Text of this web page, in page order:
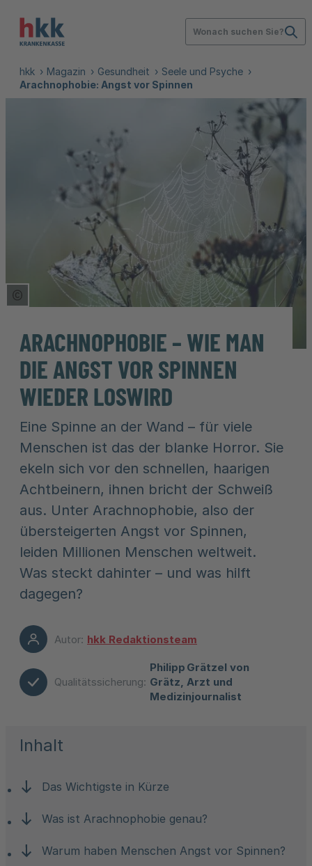
Wonach suchen Sie?
hkk Magazin Gesundheit
Seele und Psyche
Arachnophobie: Angst vor Spinnen
Copyright Tooltip öffnen
ARACHNOPHOBIE – WIE MAN
DIE ANGST VOR SPINNEN
WIEDER LOSWIRD
Eine Spinne an der Wand – für viele
Menschen ist das der blanke Horror. Sie
ekeln sich vor den schnellen, haarigen
Achtbeinern, ihnen bricht der Schweiß
aus. Unter Arachnophobie, also der
übersteigerten Angst vor Spinnen,
leiden Millionen Menschen weltweit.
Was steckt dahinter – und was hilft
dagegen?
Autor: hkk Redaktionsteam
Qualitätssicherung:
Philipp Grätzel von
Grätz, Arzt und
Medizinjournalist
Inhalt
Das Wichtigste in Kürze
Was ist Arachnophobie genau?
Warum haben Menschen Angst vor Spinnen?